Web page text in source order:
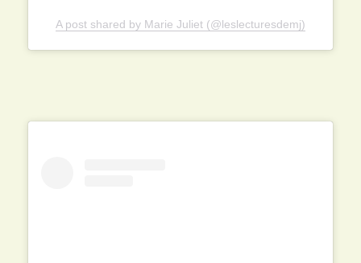
A post shared by Marie Juliet (@leslecturesdemj)